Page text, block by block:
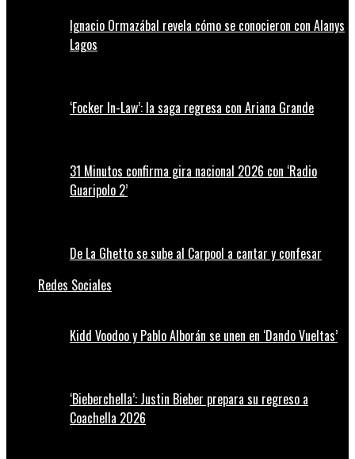
Ignacio Ormazábal revela cómo se conocieron con Alanys
Lagos
‘Focker In-Law’: la saga regresa con Ariana Grande
31 Minutos confirma gira nacional 2026 con ‘Radio
Guaripolo 2’
De La Ghetto se sube al Carpool a cantar y confesar
Redes Sociales
Kidd Voodoo y Pablo Alborán se unen en ‘Dando Vueltas’
‘Bieberchella’: Justin Bieber prepara su regreso a
Coachella 2026